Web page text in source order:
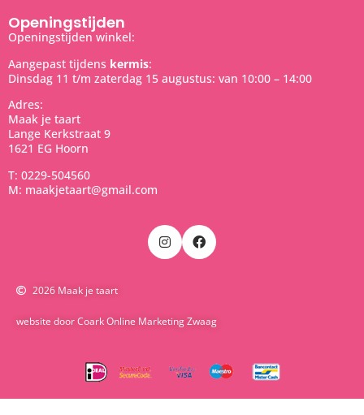
Openingstijden
Openingstijden winkel:
Aangepast tijdens kermis:
Dinsdag 11 t/m zaterdag 15 augustus: van 10:00 – 14:00
Adres:
Maak je taart
Lange Kerkstraat 9
1621 EG Hoorn
T: 0229-504560
M: maakjetaart@gmail.com
2026 Maak je taart
website door Coark Online Marketing Zwaag